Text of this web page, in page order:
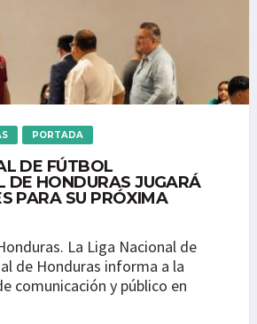
PORTADA
DE FÚTBOL
DE HONDURAS JUGARÁ
PARA SU PRÓXIMA
La Liga Nacional de
de Honduras informa a la
comunicación y público en